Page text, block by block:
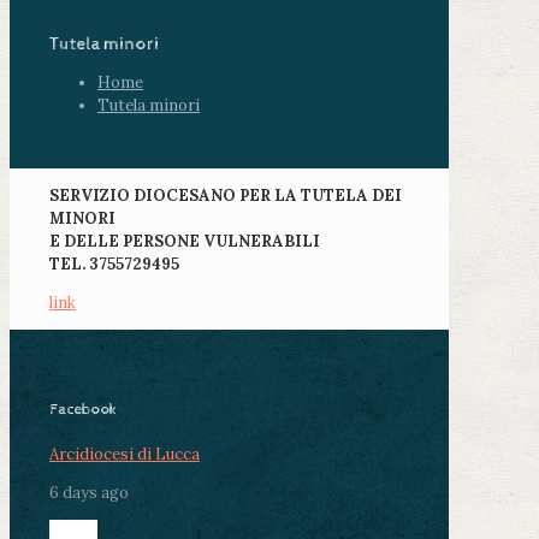
Tutela minori
Home
Tutela minori
SERVIZIO DIOCESANO PER LA TUTELA DEI
MINORI
E DELLE PERSONE VULNERABILI
TEL. 3755729495
link
Facebook
Arcidiocesi di Lucca
6 days ago